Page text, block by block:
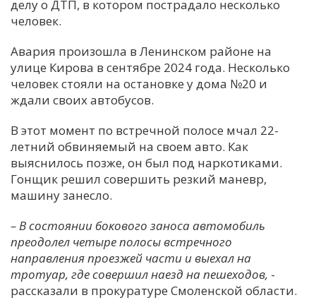
М
Н
Ч
делу о ДТП, в котором пострадало несколько
человек.
Авария произошла в Ленинском районе на
улице Кирова в сентябре 2024 года. Несколько
человек стояли на остановке у дома №20 и
ждали своих автобусов.
В этот момент по встречной полосе мчал 22-
летний обвиняемый на своем авто. Как
выяснилось позже, он был под наркотиками.
Гонщик решил совершить резкий маневр,
машину занесло.
–В состоянии бокового заноса автомобиль
преодолел четыре полосы встречного
направления проезжей части и выехал на
тротуар, где совершил наезд на пешеходов, -
рассказали в прокуратуре Смоленской области.